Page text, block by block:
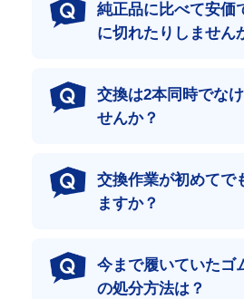
ラーを自信を持ってご提案できます。
建設機械を専門に“機械販売”“買取”“修理
ース”と、総合的に行っております。す
積された経験は商品の“データ”や“知識”
コスト・作業性・耐久性を求められる
門店でお買い求めください。
豊富な在庫と物流網により、急なトラ
送。
純正品に比べて安価
に切れたりしません
交換は2本同時でな
せんか？
交換作業が初めてで
ますか？
今まで履いていたゴ
の処分方法は？